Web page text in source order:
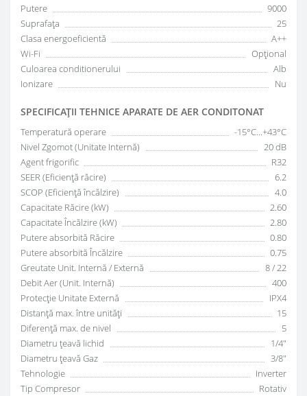
Putere
9000
Suprafața
25
Clasa energoeficientă
A++
Wi-Fi
Opțional
Culoarea conditionerului
Alb
Ionizare
Nu
SPECIFICAŢII TEHNICE APARATE DE AER CONDITONAT
Temperatură operare
-15°C...+43°C
Nivel Zgomot (Unitate Internă)
20 dB
Agent frigorific
R32
SEER (Eficiență răcire)
6.2
SCOP (Eficiență încălzire)
4.0
Capacitate Răcire (kW)
2.60
Capacitate Încălzire (kW)
2.80
Putere absorbită Răcire
0.80
Putere absorbită Încălzire
0.75
Greutate Unit. Internă / Externă
8 / 22
Debit Aer (Unit. Internă)
400
Protecție Unitate Externă
IPX4
Distanță max. între unități
15
Diferență max. de nivel
5
Diametru țeavă lichid
1/4"
Diametru țeavă Gaz
3/8"
Tehnologie
Inverter
Tip Compresor
Rotativ